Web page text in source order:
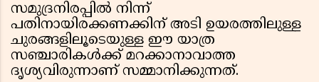
സമുദ്രനിരപ്പിൽ നിന്ന്
പതിനായിരക്കണക്കിന് അടി ഉയരത്തിലുള്ള
ചുരങ്ങളിലൂടെയുള്ള ഈ യാത്ര
സഞ്ചാരികൾക്ക് മറക്കാനാവാത്ത
ദൃശ്യവിരുന്നാണ് സമ്മാനിക്കുന്നത്.